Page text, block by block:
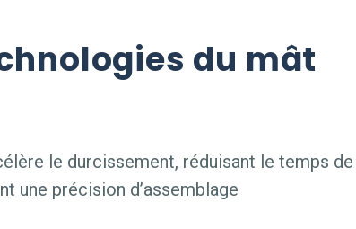
du mât
le durcissement, réduisant le temps de
une précision d’assemblage